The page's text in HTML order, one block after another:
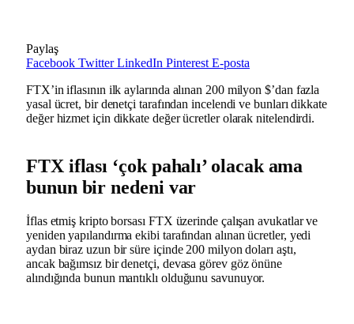
Paylaş
Facebook Twitter LinkedIn Pinterest E-posta
FTX’in iflasının ilk aylarında alınan 200 milyon $’dan fazla
yasal ücret, bir denetçi tarafından incelendi ve bunları dikkate
değer hizmet için dikkate değer ücretler olarak nitelendirdi.
FTX iflası ‘çok pahalı’ olacak ama
bunun bir nedeni var
İflas etmiş kripto borsası FTX üzerinde çalışan avukatlar ve
yeniden yapılandırma ekibi tarafından alınan ücretler, yedi
aydan biraz uzun bir süre içinde 200 milyon doları aştı,
ancak bağımsız bir denetçi, devasa görev göz önüne
alındığında bunun mantıklı olduğunu savunuyor.